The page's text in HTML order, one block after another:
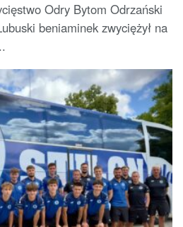
Odry Bytom Odrzański
beniaminek zwyciężył na